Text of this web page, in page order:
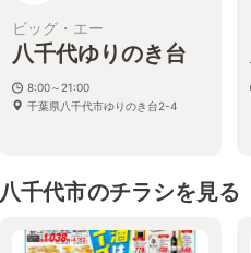
ビッグ・エー
八千代ゆりのき台
8:00～21:00
千葉県八千代市ゆりのき台2-4
八千代市のチラシを見る